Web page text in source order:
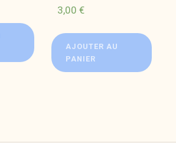
3,00€
AJOUTER AU
PANIER